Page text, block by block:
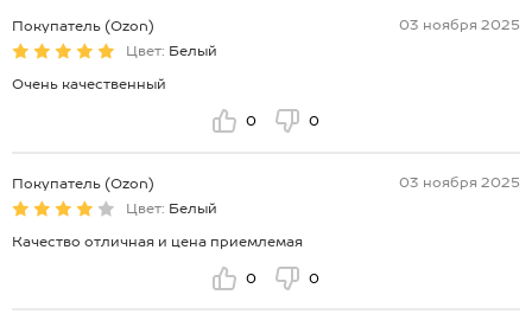
Покупатель (Ozon)
03 ноября 2025
Цвет: Белый
Очень качественный
0 0
Покупатель (Ozon)
03 ноября 2025
Цвет: Белый
Качество отличная и цена приемлемая
0 0